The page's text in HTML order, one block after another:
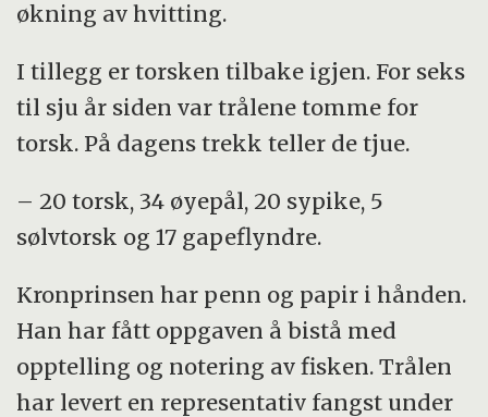
økning av hvitting.
I tillegg er torsken tilbake igjen. For seks
til sju år siden var trålene tomme for
torsk. På dagens trekk teller de tjue.
– 20 torsk, 34 øyepål, 20 sypike, 5
sølvtorsk og 17 gapeflyndre.
Kronprinsen har penn og papir i hånden.
Han har fått oppgaven å bistå med
opptelling og notering av fisken. Trålen
har levert en representativ fangst under